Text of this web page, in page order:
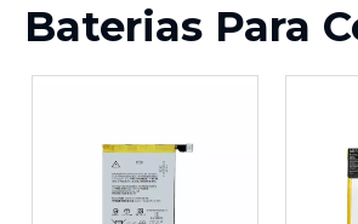
Baterias Para